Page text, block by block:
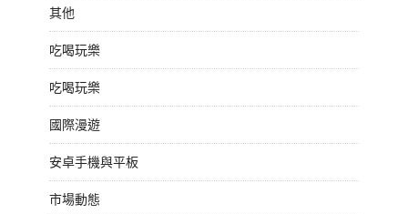
其他
吃喝玩樂
吃喝玩樂
國際漫遊
安卓手機與平板
市場動態